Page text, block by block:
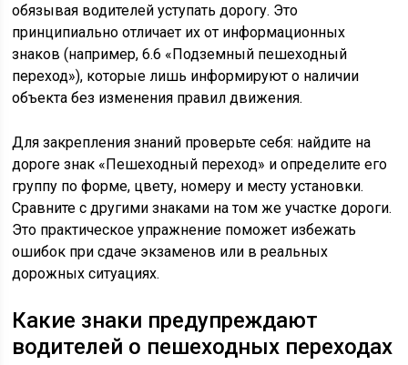
обязывая водителей уступать дорогу. Это
принципиально отличает их от информационных
знаков (например, 6.6 «Подземный пешеходный
переход»), которые лишь информируют о наличии
объекта без изменения правил движения.
Для закрепления знаний проверьте себя: найдите на
дороге знак «Пешеходный переход» и определите его
группу по форме, цвету, номеру и месту установки.
Сравните с другими знаками на том же участке дороги.
Это практическое упражнение поможет избежать
ошибок при сдаче экзаменов или в реальных
дорожных ситуациях.
Какие знаки предупреждают
водителей о пешеходных переходах